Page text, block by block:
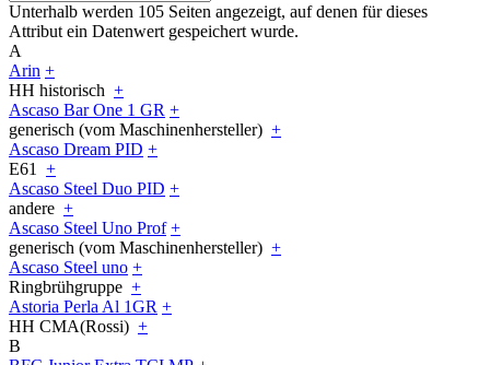
Unterhalb werden 105 Seiten angezeigt, auf denen für dieses
Attribut ein Datenwert gespeichert wurde.
A
Arin +
HH historisch +
Ascaso Bar One 1 GR +
generisch (vom Maschinenhersteller) +
Ascaso Dream PID +
E61 +
Ascaso Steel Duo PID +
andere +
Ascaso Steel Uno Prof +
generisch (vom Maschinenhersteller) +
Ascaso Steel uno +
Ringbrühgruppe +
Astoria Perla Al 1GR +
HH CMA(Rossi) +
B